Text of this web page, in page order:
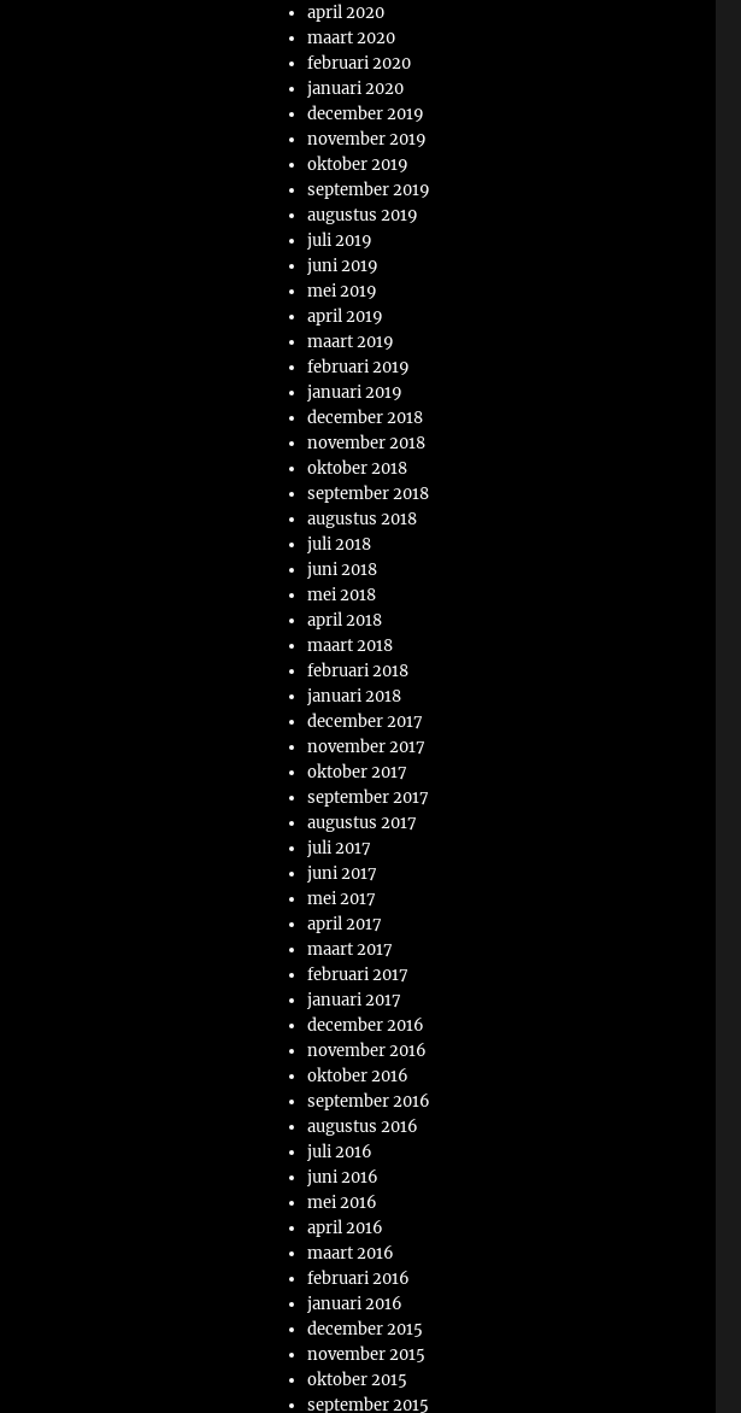
april 2020
maart 2020
februari 2020
januari 2020
december 2019
november 2019
oktober 2019
september 2019
augustus 2019
juli 2019
juni 2019
mei 2019
april 2019
maart 2019
februari 2019
januari 2019
december 2018
november 2018
oktober 2018
september 2018
augustus 2018
juli 2018
juni 2018
mei 2018
april 2018
maart 2018
februari 2018
januari 2018
december 2017
november 2017
oktober 2017
september 2017
augustus 2017
juli 2017
juni 2017
mei 2017
april 2017
maart 2017
februari 2017
januari 2017
december 2016
november 2016
oktober 2016
september 2016
augustus 2016
juli 2016
juni 2016
mei 2016
april 2016
maart 2016
februari 2016
januari 2016
december 2015
november 2015
oktober 2015
september 2015